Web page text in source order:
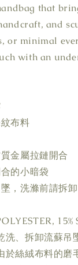
that
and
or minimal
with an
布料
金屬拉鏈開合
的小暗袋
，洗滌前請拆卸
15%
洗、拆卸流蘇吊
於絲絨布料的磨